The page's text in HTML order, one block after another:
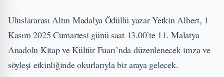
Uluslararası Altın Madalya Ödüllü yazar Yetkin Albert, 1
Kasım 2025 Cumartesi günü saat 13.00’te 11. Malatya
Anadolu Kitap ve Kültür Fuarı’nda düzenlenecek imza ve
söyleşi etkinliğinde okurlarıyla bir araya gelecek.